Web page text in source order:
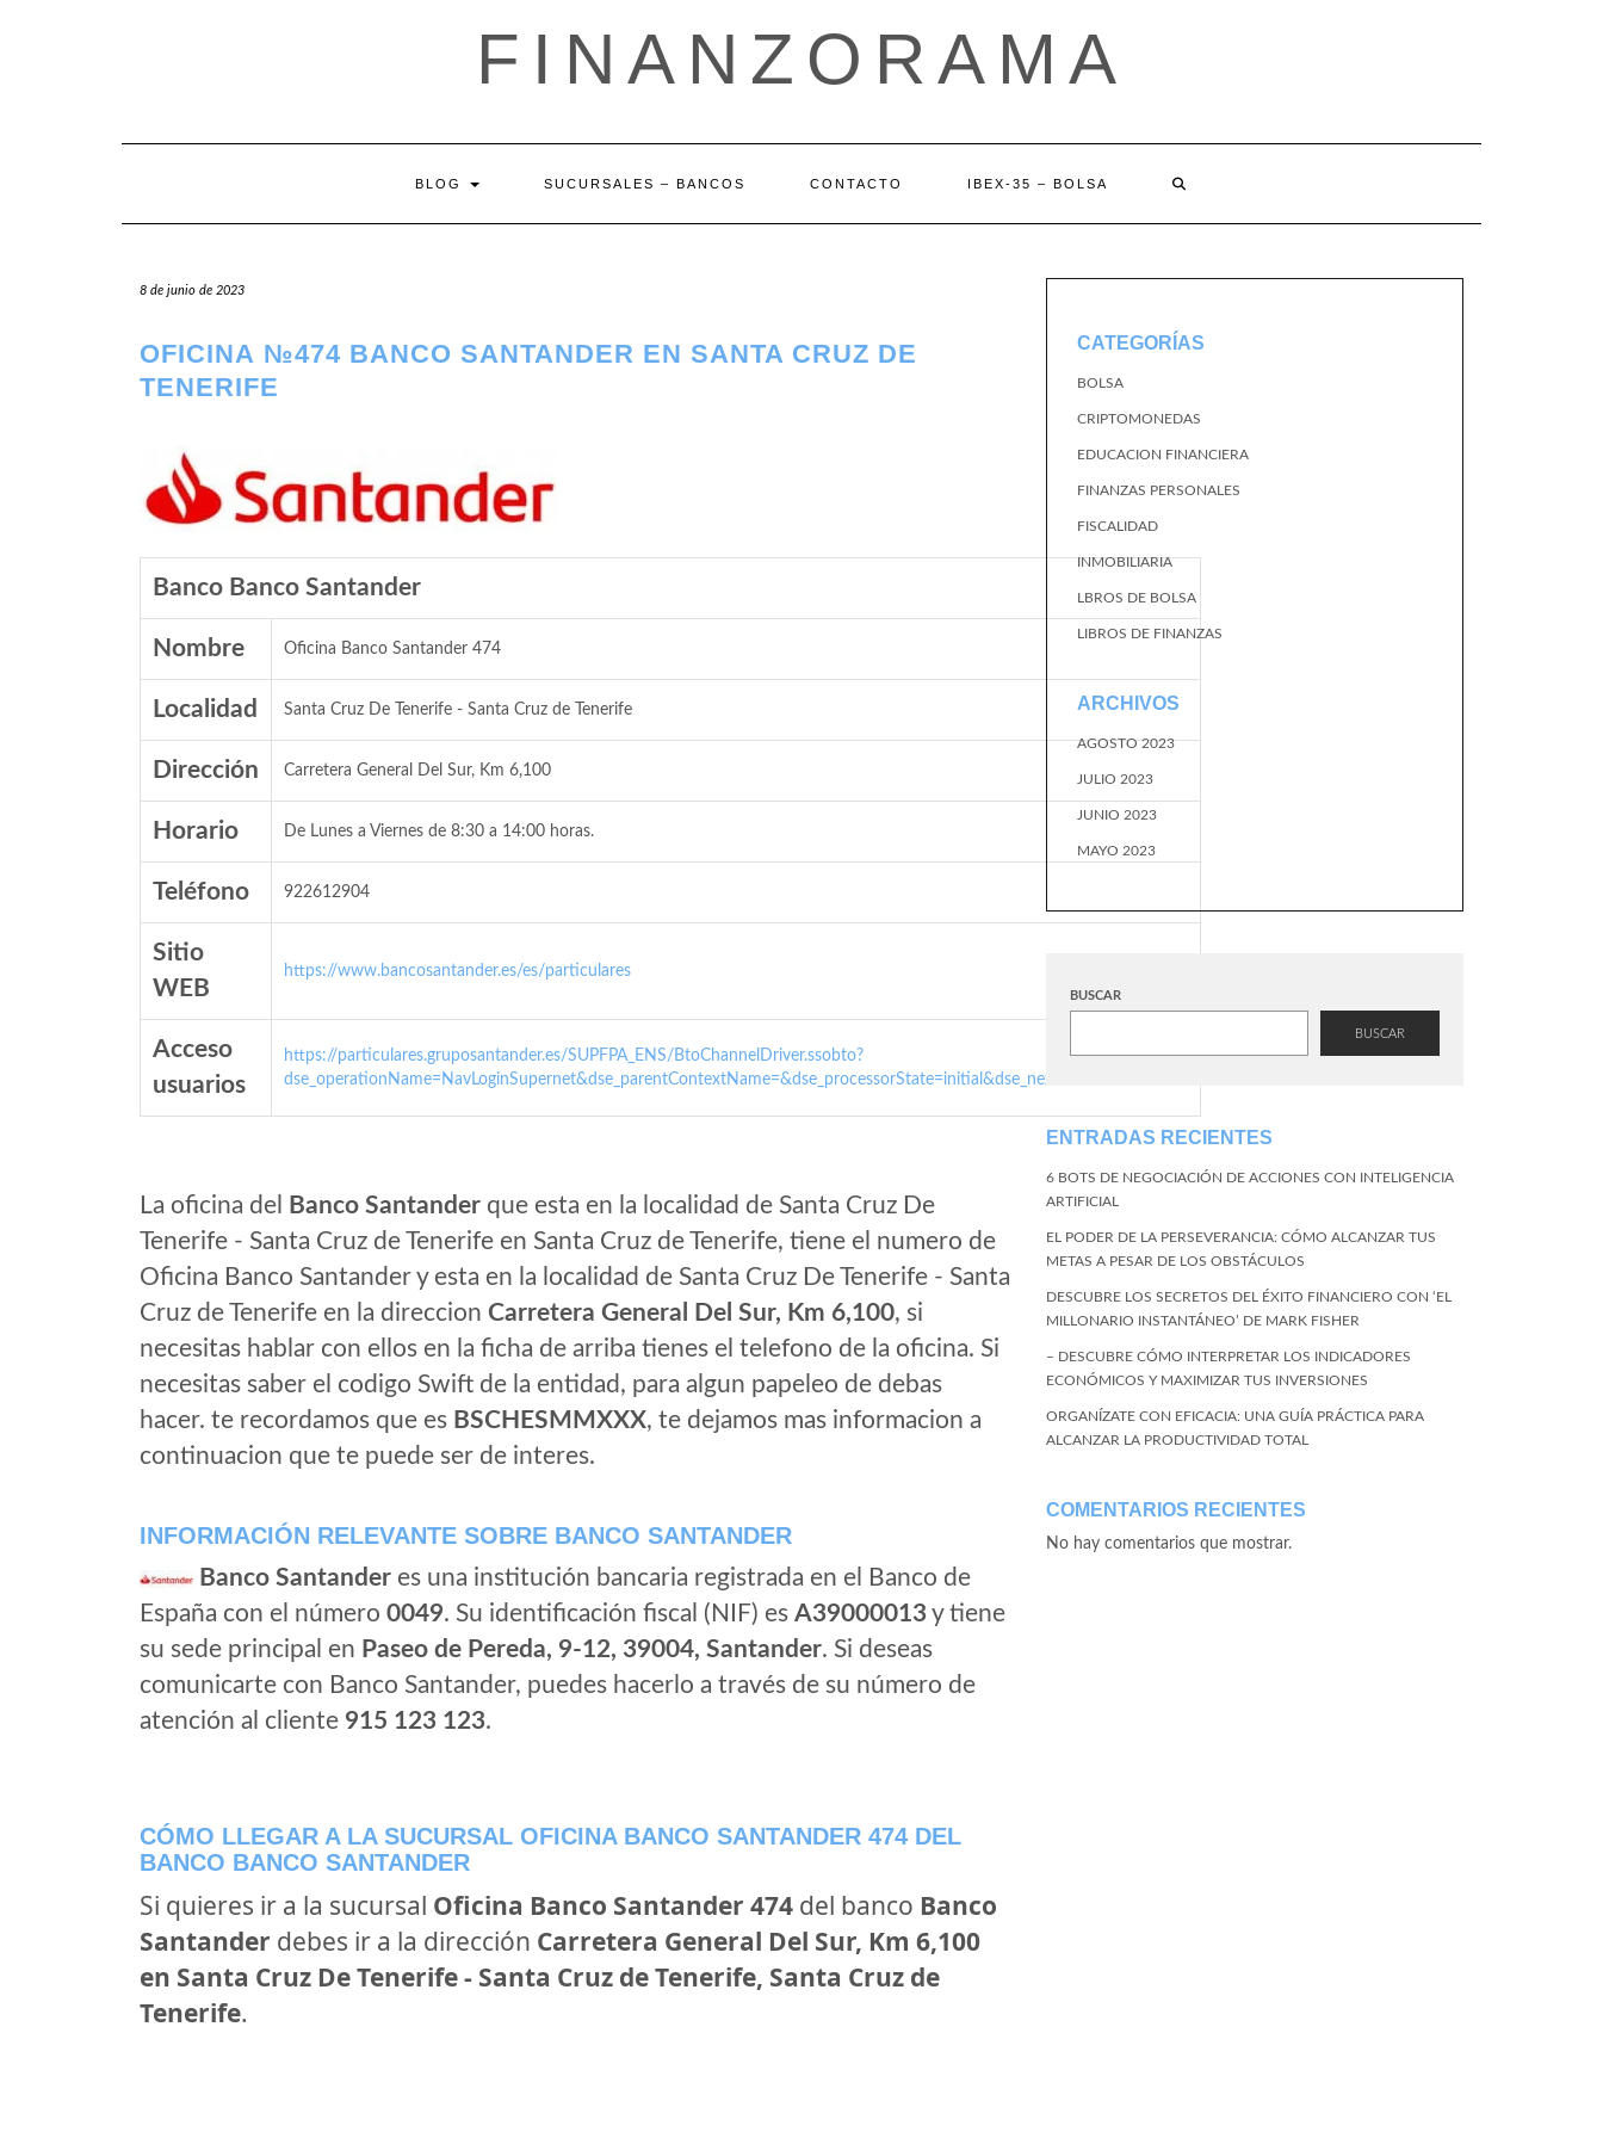
FINANZORAMA
BLOG SUCURSALES – BANCOS CONTACTO IBEX-35 – BOLSA
8 de junio de 2023
OFICINA №474 BANCO SANTANDER EN SANTA CRUZ DE
TENERIFE
Banco Banco Santander
Nombre Oficina Banco Santander 474
Localidad Santa Cruz De Tenerife - Santa Cruz de Tenerife
Dirección Carretera General Del Sur, Km 6,100
Horario De Lunes a Viernes de 8:30 a 14:00 horas.
Teléfono 922612904
Sitio
WEB
https://www.bancosantander.es/es/particulares
Acceso
usuarios
https://particulares.gruposantander.es/SUPFPA_ENS/BtoChannelDriver.ssobto?
dse_operationName=NavLoginSupernet&dse_parentContextName=&dse_processorState=initial&dse_nextEventName=start
La oficina del Banco Santander que esta en la localidad de Santa Cruz De
Tenerife - Santa Cruz de Tenerife en Santa Cruz de Tenerife, tiene el numero de
Oficina Banco Santander y esta en la localidad de Santa Cruz De Tenerife - Santa
Cruz de Tenerife en la direccion Carretera General Del Sur, Km 6,100, si
necesitas hablar con ellos en la ficha de arriba tienes el telefono de la oficina. Si
necesitas saber el codigo Swift de la entidad, para algun papeleo de debas
hacer. te recordamos que es BSCHESMMXXX, te dejamos mas informacion a
continuacion que te puede ser de interes.
INFORMACIÓN RELEVANTE SOBRE BANCO SANTANDER
Banco Santander es una institución bancaria registrada en el Banco de
España con el número 0049. Su identificación fiscal (NIF) es A39000013y tiene
su sede principal en Paseo de Pereda, 9-12, 39004, Santander. Si deseas
comunicarte con Banco Santander, puedes hacerlo a través de su número de
atención al cliente 915 123 123.
CÓMO LLEGAR A LA SUCURSAL OFICINA BANCO SANTANDER 474 DEL
BANCO BANCO SANTANDER
Si quieres ir a la sucursal Oficina Banco Santander 474 del banco Banco
Santander debes ir a la dirección Carretera General Del Sur, Km 6,100
en Santa Cruz De Tenerife - Santa Cruz de Tenerife, Santa Cruz de
Tenerife.
CATEGORÍAS
BOLSA
CRIPTOMONEDAS
EDUCACION FINANCIERA
FINANZAS PERSONALES
FISCALIDAD
INMOBILIARIA
LBROS DE BOLSA
LIBROS DE FINANZAS
ARCHIVOS
AGOSTO 2023
JULIO 2023
JUNIO 2023
MAYO 2023
BUSCAR
BUSCAR
ENTRADAS RECIENTES
6 BOTS DE NEGOCIACIÓN DE ACCIONES CON INTELIGENCIA
ARTIFICIAL
EL PODER DE LA PERSEVERANCIA: CÓMO ALCANZAR TUS
METAS A PESAR DE LOS OBSTÁCULOS
DESCUBRE LOS SECRETOS DEL ÉXITO FINANCIERO CON ‘EL
MILLONARIO INSTANTÁNEO’ DE MARK FISHER
– DESCUBRE CÓMO INTERPRETAR LOS INDICADORES
ECONÓMICOS Y MAXIMIZAR TUS INVERSIONES
ORGANÍZATE CON EFICACIA: UNA GUÍA PRÁCTICA PARA
ALCANZAR LA PRODUCTIVIDAD TOTAL
COMENTARIOS RECIENTES
No hay comentarios que mostrar.